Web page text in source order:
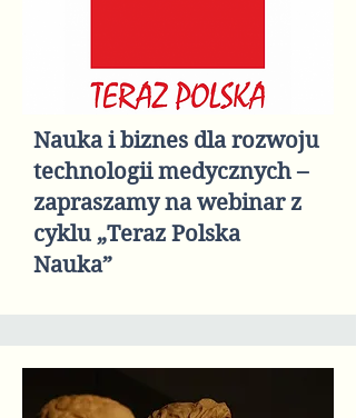
Nauka i biznes dla rozwoju
technologii medycznych –
zapraszamy na webinar z
cyklu „Teraz Polska
Nauka”